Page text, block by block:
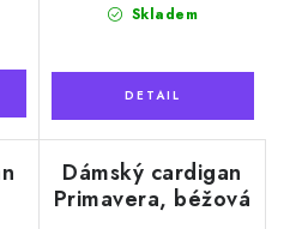
Skladem
Dámský cardigan
Primavera, béžová